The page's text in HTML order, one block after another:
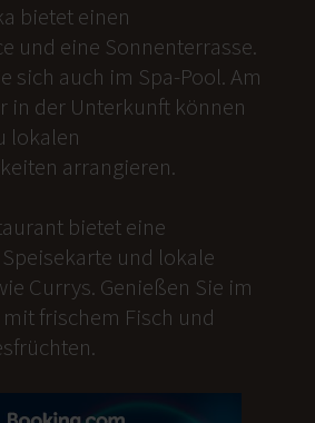
bietet einen
und eine Sonnenterrasse.
sich auch im Spa-Pool. Am
in der Unterkunft können
lokalen
arrangieren.
bietet eine
und lokale
Currys. Genießen Sie im
frischem Fisch und